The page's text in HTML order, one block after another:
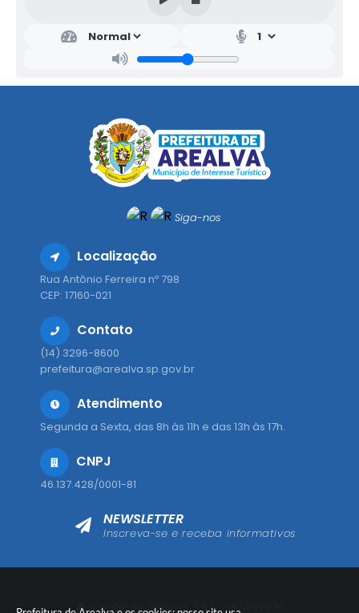
Siga-nos
Localização
Rua Antônio Ferreira nº 798
CEP: 17160-021
Contato
(14) 3296-8600
prefeitura@arealva.sp.gov.br
Atendimento
Segunda a Sexta, das 8h às 11h e das 13h às 17h.
CNPJ
46.137.428/0001-81
NEWSLETTER
Inscreva-se e receba informativos
Versão do Sistema: 3.5.3 - 19/06/2026